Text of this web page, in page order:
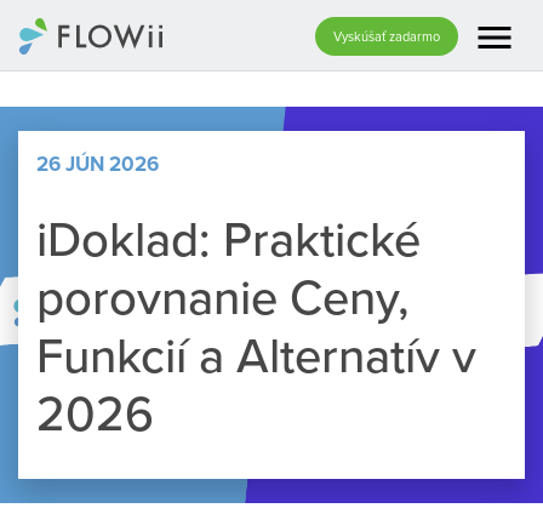
Vyskúšať zadarmo menu
26 JÚN 2026
iDoklad: Praktické
porovnanie Ceny,
Funkcií a Alternatív v
2026